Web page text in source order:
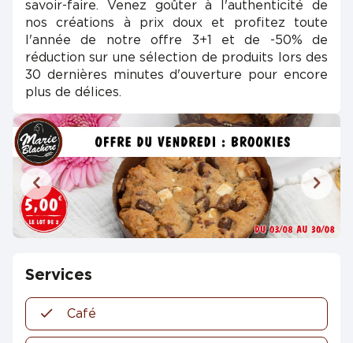
savoir-faire. Venez goûter à l'authenticité de
nos créations à prix doux et profitez toute
l'année de notre offre 3+1 et de -50% de
réduction sur une sélection de produits lors des
30 dernières minutes d'ouverture pour encore
plus de délices.
Services
Café